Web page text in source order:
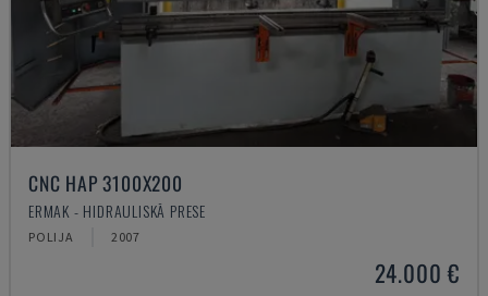
CNC HAP 3100X200
ERMAK - HIDRAULISKĀ PRESE
POLIJA 2007
24.000 €